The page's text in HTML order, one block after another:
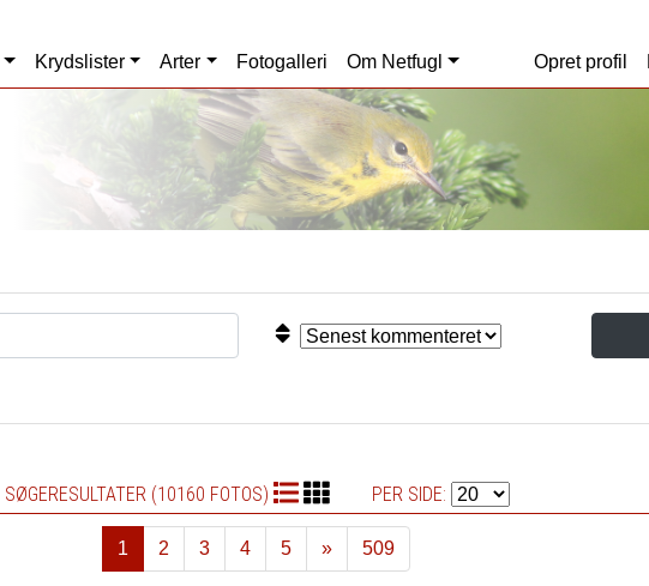
Krydslister Arter Fotogalleri Om Netfugl Opret profil
SØGERESULTATER (10160 FOTOS) PER SIDE:
1 2 3 4 5
»
Næste
509